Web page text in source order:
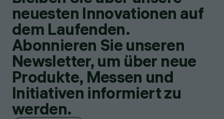
neuesten Innovationen auf
dem Laufenden.
Abonnieren Sie unseren
Newsletter, um über neue
Produkte, Messen und
Initiativen informiert zu
werden.